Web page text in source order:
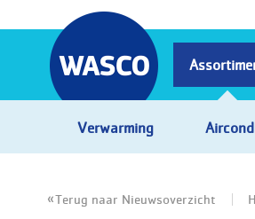
Verwarming
Terug naar Nieuwsoverzicht